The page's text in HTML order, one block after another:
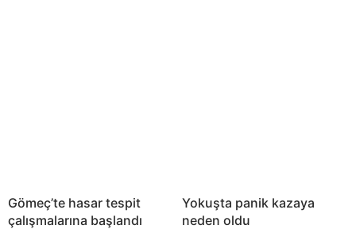
Gömeç’te hasar tespit
çalışmalarına başlandı
Yokuşta panik kazaya
neden oldu